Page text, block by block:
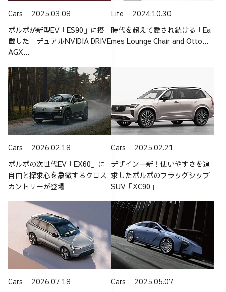
Cars 2025.03.08
ボルボが新型EV「ES90」に搭
載した「デュアルNVIDIA DRIVE
AGX...
Life 2024.10.30
時代を超えて愛され続ける「Ea
mes Lounge Chair and Otto...
Cars 2026.02.18
ボルボの次世代EV「EX60」に
自由と探求心を象徴するクロス
カントリーが登場
Cars 2025.02.21
デザイン一新！使いやすさを追
求したボルボのフラッグシップ
SUV「XC90」
Cars 2026.07.18 Cars 2025.05.07